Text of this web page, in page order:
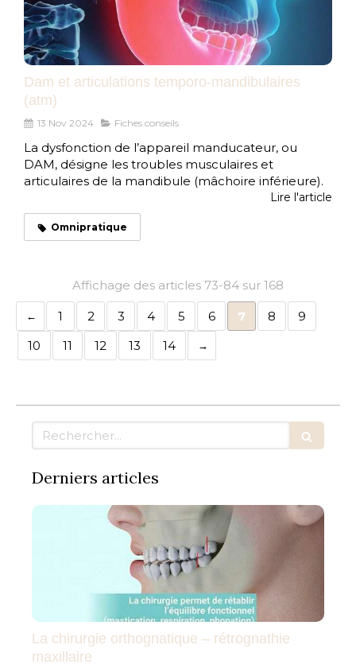
Dam et articulations temporo-mandibulaires
(atm)
13 Nov 2024 Fiches conseils
La dysfonction de l’appareil manducateur, ou
DAM, désigne les troubles musculaires et
articulaires de la mandibule (mâchoire inférieure).
Lire l'article
Omnipratique
Affichage des articles 73-84 sur 168
1 2 3 4 5 6 7 8
9
10
11 12 13 14
Rechercher
Derniers articles
La chirurgie orthognatique – rétrognathie
maxillaire